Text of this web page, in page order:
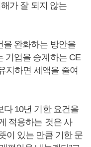
가 잘 되지 않는
을 완화하는 방안을
기업을 승계하는 CE
지하면 세액을 줄여
다 10년 기한 요건을
적용하는 것은 사
이 있는 만큼 기한 문